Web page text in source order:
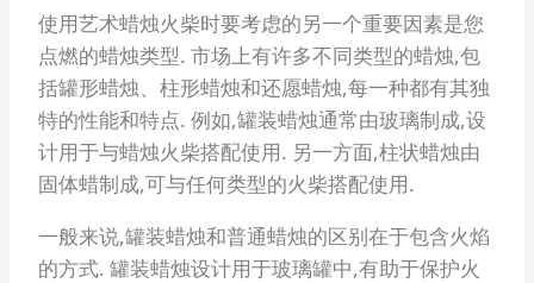
使用艺术蜡烛火柴时要考虑的另一个重要因素是您
点燃的蜡烛类型. 市场上有许多不同类型的蜡烛,包
括罐形蜡烛、柱形蜡烛和还愿蜡烛,每一种都有其独
特的性能和特点. 例如,罐装蜡烛通常由玻璃制成,设
计用于与蜡烛火柴搭配使用. 另一方面,柱状蜡烛由
固体蜡制成,可与任何类型的火柴搭配使用.
一般来说,罐装蜡烛和普通蜡烛的区别在于包含火焰
的方式. 罐装蜡烛设计用于玻璃罐中,有助于保护火